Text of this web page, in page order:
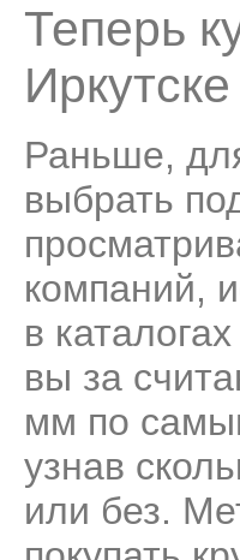
Теперь
Раньше,
выбрать
компаний,
в
вы за
мм по
узнав
или без.